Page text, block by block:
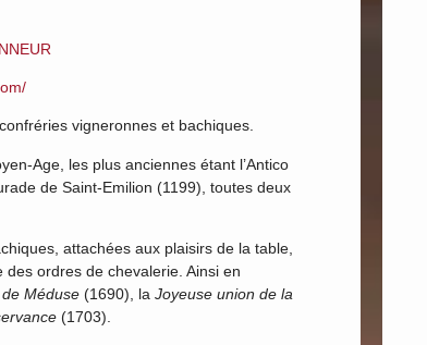
vigneronnes et bachiques.
Age, les plus anciennes étant l’Antico
de Saint-Emilion (1199), toutes deux
attachées aux plaisirs de la table,
ordres de chevalerie. Ainsi en
Méduse (1690), la Joyeuse union de la
(1703).